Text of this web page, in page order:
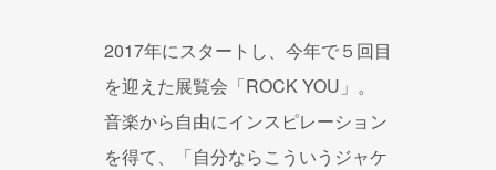
2017年にスタートし、今年で５回目
を迎えた展覧会「ROCK YOU」。
音楽から自由にインスピレーション
を得て、「自分ならこういうジャケ